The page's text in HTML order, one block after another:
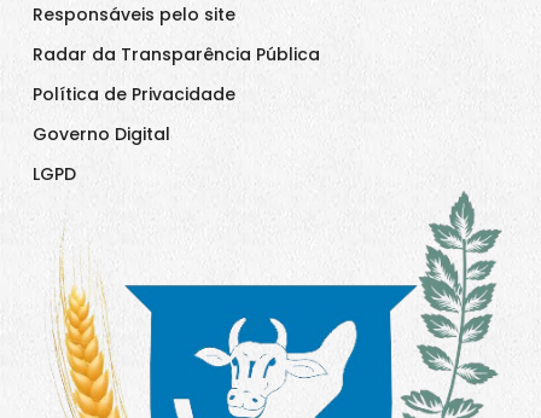
Responsáveis pelo site
Radar da Transparência Pública
Política de Privacidade
Governo Digital
LGPD